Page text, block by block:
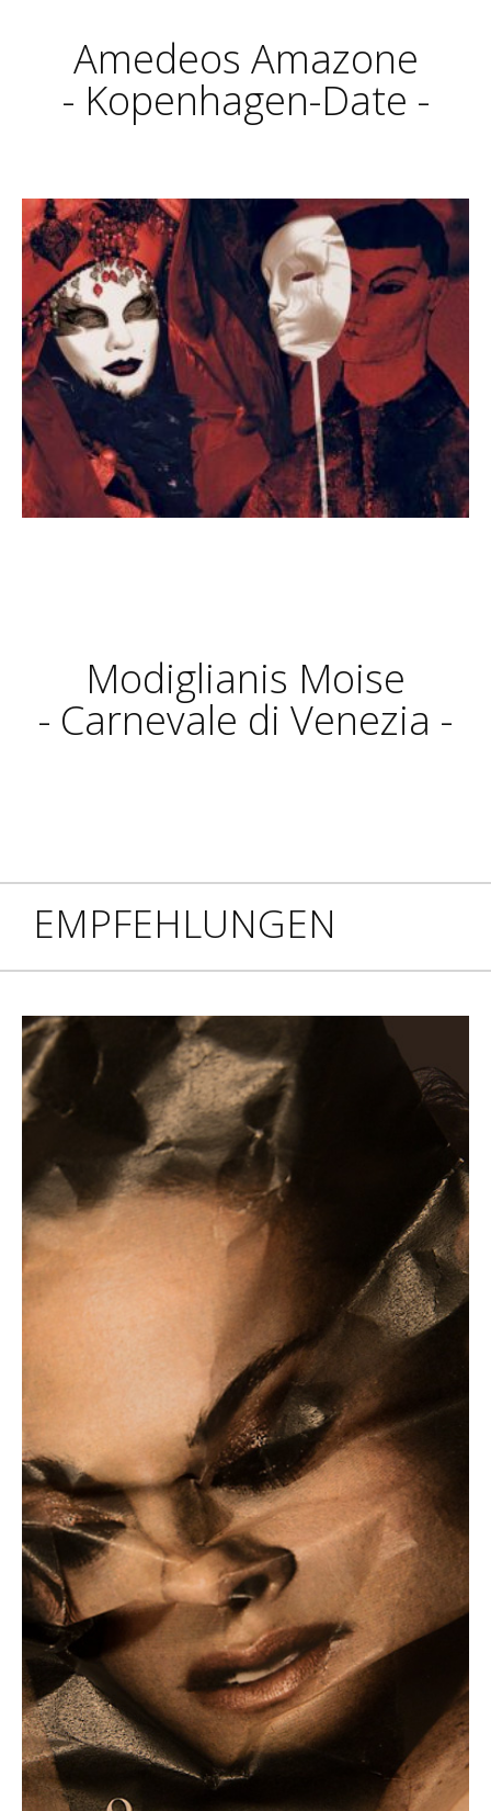
Amedeos Amazone
- Kopenhagen-Date -
Modiglianis Moise
- Carnevale di Venezia -
EMPFEHLUNGEN